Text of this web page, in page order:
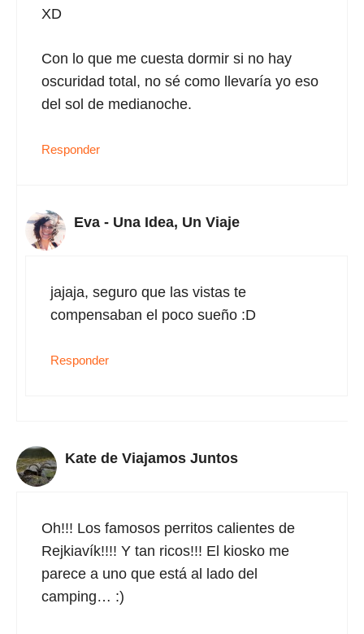
XD
Con lo que me cuesta dormir si no hay
oscuridad total, no sé como llevaría yo eso
del sol de medianoche.
Responder
Eva - Una Idea, Un Viaje
jajaja, seguro que las vistas te
compensaban el poco sueño :D
Responder
Kate de Viajamos Juntos
Oh!!! Los famosos perritos calientes de
Rejkiavík!!!! Y tan ricos!!! El kiosko me
parece a uno que está al lado del
camping… :)